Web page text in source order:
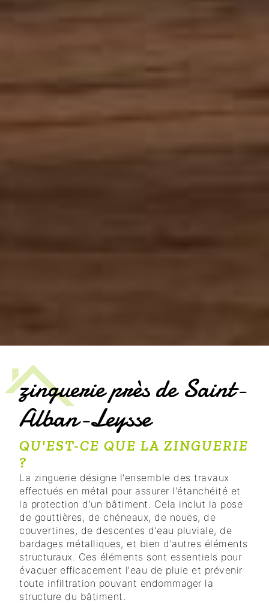
zinguerie près de Saint-
Alban-Leysse
QU'EST-CE QUE LA ZINGUERIE
?
La zinguerie désigne l'ensemble des travaux
effectués en métal pour assurer l'étanchéité et
la protection d'un bâtiment. Cela inclut la pose
de gouttières, de chéneaux, de noues, de
couvertines, de descentes d'eau pluviale, de
bardages métalliques, et bien d'autres éléments
structuraux. Ces éléments sont essentiels pour
évacuer efficacement l'eau de pluie et prévenir
toute infiltration pouvant endommager la
structure du bâtiment.